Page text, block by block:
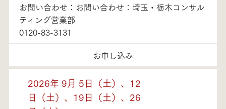
お問い合わせ：お問い合わせ：埼玉・栃木コンサル
ティング営業部
0120-83-3131
お申し込み
2026年 9月 5日（土）、12
日（土）、19日（土）、26